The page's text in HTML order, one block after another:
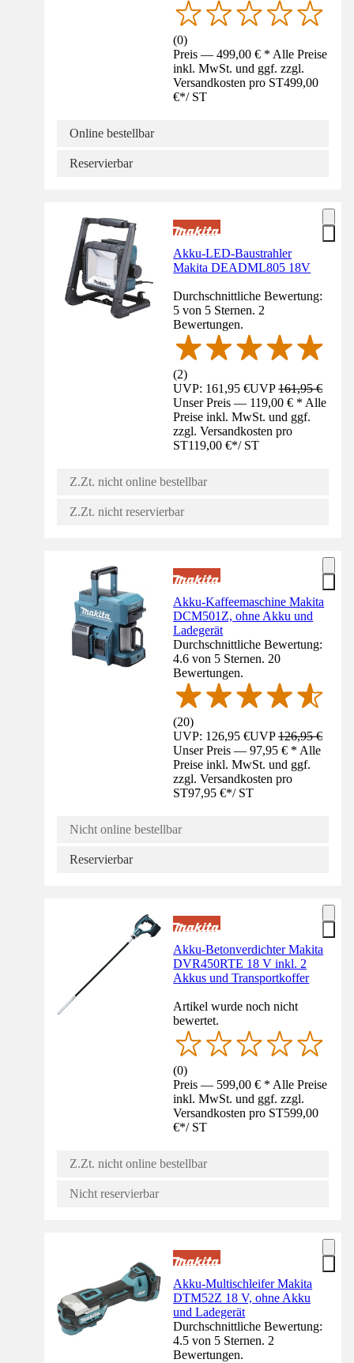
(0)
Preis — 499,00 € * Alle Preise
inkl. MwSt. und ggf. zzgl.
Versandkosten pro ST499,00
€*/ ST
Online bestellbar
Reservierbar
Akku-LED-Baustrahler
Makita DEADML805 18V
Durchschnittliche Bewertung:
5 von 5 Sternen. 2
Bewertungen.
(2)
UVP: 161,95 €UVP161,95 €
Unser Preis — 119,00 € * Alle
Preise inkl. MwSt. und ggf.
zzgl. Versandkosten pro
ST119,00 €*/ ST
Z.Zt. nicht online bestellbar
Z.Zt. nicht reservierbar
Akku-Kaffeemaschine Makita
DCM501Z, ohne Akku und
Ladegerät
Durchschnittliche Bewertung:
4.6 von 5 Sternen. 20
Bewertungen.
(20)
UVP: 126,95 €UVP126,95 €
Unser Preis — 97,95 € * Alle
Preise inkl. MwSt. und ggf.
zzgl. Versandkosten pro
ST97,95 €*/ ST
Nicht online bestellbar
Reservierbar
Akku-Betonverdichter Makita
DVR450RTE 18 V inkl. 2
Akkus und Transportkoffer
Artikel wurde noch nicht
bewertet.
(0)
Preis — 599,00 € * Alle Preise
inkl. MwSt. und ggf. zzgl.
Versandkosten pro ST599,00
€*/ ST
Z.Zt. nicht online bestellbar
Nicht reservierbar
Akku-Multischleifer Makita
DTM52Z 18 V, ohne Akku
und Ladegerät
Durchschnittliche Bewertung:
4.5 von 5 Sternen. 2
Bewertungen.